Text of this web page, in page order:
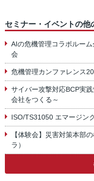
セミナー・イベントの他
AIの危機管理コラボルー
会
危機管理カンファレンス
サイバー攻撃対応BCP実
会社をつくる～
ISO/TS31050 エマージン
【体験会】災害対策本部
ラ）